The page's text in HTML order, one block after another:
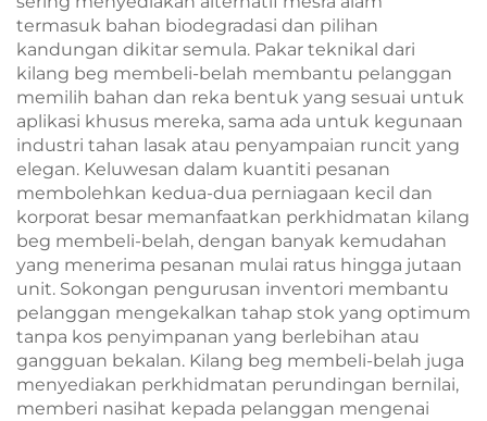
termasuk bahan biodegradasi dan pilihan
kandungan dikitar semula. Pakar teknikal dari
kilang beg membeli-belah membantu pelanggan
memilih bahan dan reka bentuk yang sesuai untuk
aplikasi khusus mereka, sama ada untuk kegunaan
industri tahan lasak atau penyampaian runcit yang
elegan. Keluwesan dalam kuantiti pesanan
membolehkan kedua-dua perniagaan kecil dan
korporat besar memanfaatkan perkhidmatan kilang
beg membeli-belah, dengan banyak kemudahan
yang menerima pesanan mulai ratus hingga jutaan
unit. Sokongan pengurusan inventori membantu
pelanggan mengekalkan tahap stok yang optimum
tanpa kos penyimpanan yang berlebihan atau
gangguan bekalan. Kilang beg membeli-belah juga
menyediakan perkhidmatan perundingan bernilai,
memberi nasihat kepada pelanggan mengenai